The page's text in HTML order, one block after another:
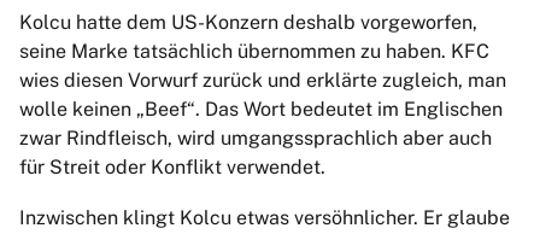
Kolcu hatte dem US-Konzern deshalb vorgeworfen,
seine Marke tatsächlich übernommen zu haben. KFC
wies diesen Vorwurf zurück und erklärte zugleich, man
wolle keinen „Beef“. Das Wort bedeutet im Englischen
zwar Rindfleisch, wird umgangssprachlich aber auch
für Streit oder Konflikt verwendet.
Inzwischen klingt Kolcu etwas versöhnlicher. Er glaube